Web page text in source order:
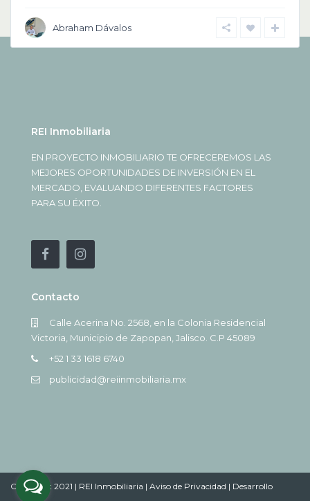
Abraham Dávalos
REI Inmobiliaria
EN PROYECTO INMOBILIARIO TE OFRECEREMOS LAS
MEJORES OPORTUNIDADES DE INVERSIÓN EN EL
MERCADO, EVALUANDO DIFERENTES FACTORES
PARA SU ÉXITO.
Contacto
Calle Acerina No. 2568, en la Colonia Residencial
Victoria, Municipio de Zapopan, Jalisco. C.P 45089
+52 1 33 1618 6740
publicidad@reiinmobiliaria.mx
Copyright 2021 | REI Inmobiliaria | Aviso de Privacidad | Desarrollo